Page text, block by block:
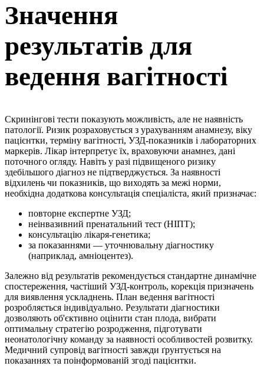
Значення
результатів для
ведення вагітності
Скринінгові тести показують можливість, але не наявність
патології. Ризик розраховується з урахуванням анамнезу, віку
пацієнтки, терміну вагітності, УЗД-показників і лабораторних
маркерів. Лікар інтерпретує їх, враховуючи анамнез, дані
поточного огляду. Навіть у разі підвищеного ризику
здебільшого діагноз не підтверджується. За наявності
відхилень чи показників, що виходять за межі норми,
необхідна додаткова консультація спеціаліста, який призначає:
повторне експертне УЗД;
неінвазивний пренатальний тест (НІПТ);
консультацію лікаря-генетика;
за показаннями — уточнювальну діагностику
(наприклад, амніоцентез).
Залежно від результатів рекомендується стандартне динамічне
спостереження, частіший УЗД-контроль, корекція призначень
для виявлення ускладнень. План ведення вагітності
розробляється індивідуально. Результати діагностики
дозволяють об'єктивно оцінити стан плода, вибрати
оптимальну стратегію розродження, підготувати
неонатологічну команду за наявності особливостей розвитку.
Медичний супровід вагітності завжди ґрунтується на
показаннях та поінформованій згоді пацієнтки.